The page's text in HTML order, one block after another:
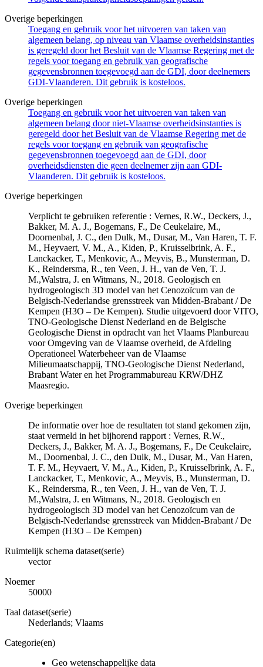
Overige beperkingen
Toegang en gebruik voor het uitvoeren van taken van
algemeen belang, op niveau van Vlaamse overheidsinstanties
is geregeld door het Besluit van de Vlaamse Regering met de
regels voor toegang en gebruik van geografische
gegevensbronnen toegevoegd aan de GDI, door deelnemers
GDI-Vlaanderen. Dit gebruik is kosteloos.
Overige beperkingen
Toegang en gebruik voor het uitvoeren van taken van
algemeen belang door niet-Vlaamse overheidsinstanties is
geregeld door het Besluit van de Vlaamse Regering met de
regels voor toegang en gebruik van geografische
gegevensbronnen toegevoegd aan de GDI, door
overheidsdiensten die geen deelnemer zijn aan GDI-
Vlaanderen. Dit gebruik is kosteloos.
Overige beperkingen
Verplicht te gebruiken referentie : Vernes, R.W., Deckers, J.,
Bakker, M. A. J., Bogemans, F., De Ceukelaire, M.,
Doornenbal, J. C., den Dulk, M., Dusar, M., Van Haren, T. F.
M., Heyvaert, V. M., A., Kiden, P., Kruisselbrink, A. F.,
Lanckacker, T., Menkovic, A., Meyvis, B., Munsterman, D.
K., Reindersma, R., ten Veen, J. H., van de Ven, T. J.
M.,Walstra, J. en Witmans, N., 2018. Geologisch en
hydrogeologisch 3D model van het Cenozoïcum van de
Belgisch-Nederlandse grensstreek van Midden-Brabant / De
Kempen (H3O – De Kempen). Studie uitgevoerd door VITO,
TNO-Geologische Dienst Nederland en de Belgische
Geologische Dienst in opdracht van het Vlaams Planbureau
voor Omgeving van de Vlaamse overheid, de Afdeling
Operationeel Waterbeheer van de Vlaamse
Milieumaatschappij, TNO-Geologische Dienst Nederland,
Brabant Water en het Programmabureau KRW/DHZ
Maasregio.
Overige beperkingen
De informatie over hoe de resultaten tot stand gekomen zijn,
staat vermeld in het bijhorend rapport : Vernes, R.W.,
Deckers, J., Bakker, M. A. J., Bogemans, F., De Ceukelaire,
M., Doornenbal, J. C., den Dulk, M., Dusar, M., Van Haren,
T. F. M., Heyvaert, V. M., A., Kiden, P., Kruisselbrink, A. F.,
Lanckacker, T., Menkovic, A., Meyvis, B., Munsterman, D.
K., Reindersma, R., ten Veen, J. H., van de Ven, T. J.
M.,Walstra, J. en Witmans, N., 2018. Geologisch en
hydrogeologisch 3D model van het Cenozoïcum van de
Belgisch-Nederlandse grensstreek van Midden-Brabant / De
Kempen (H3O – De Kempen)
Ruimtelijk schema dataset(serie)
vector
Noemer
50000
Taal dataset(serie)
Nederlands; Vlaams
Categorie(en)
Geo wetenschappelijke data